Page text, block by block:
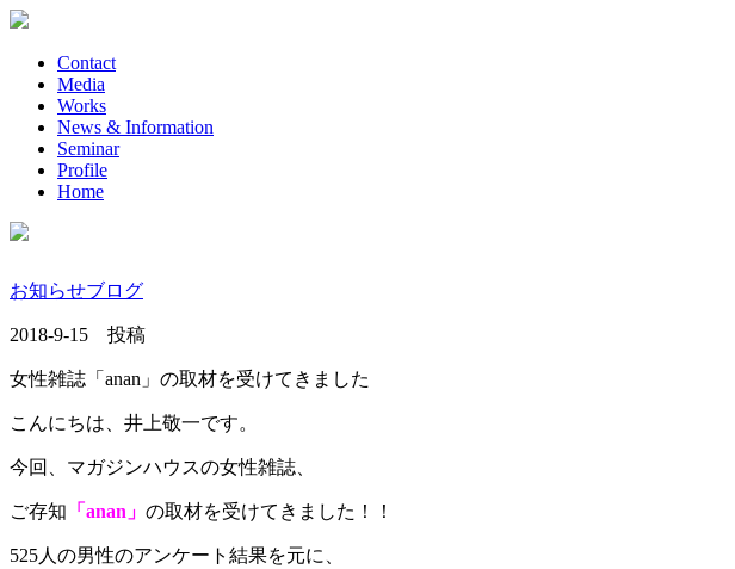
Contact
Media
Works
News & Information
Seminar
Profile
Home
お知らせブログ
2018-9-15 投稿
女性雑誌「anan」の取材を受けてきました
こんにちは、井上敬一です。
今回、マガジンハウスの女性雑誌、
ご存知 「anan」 の取材を受けてきました！！
525人の男性のアンケート結果を元に、